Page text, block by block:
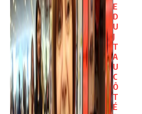
E
D
U
J
T
A
U
C
Ô
T
É